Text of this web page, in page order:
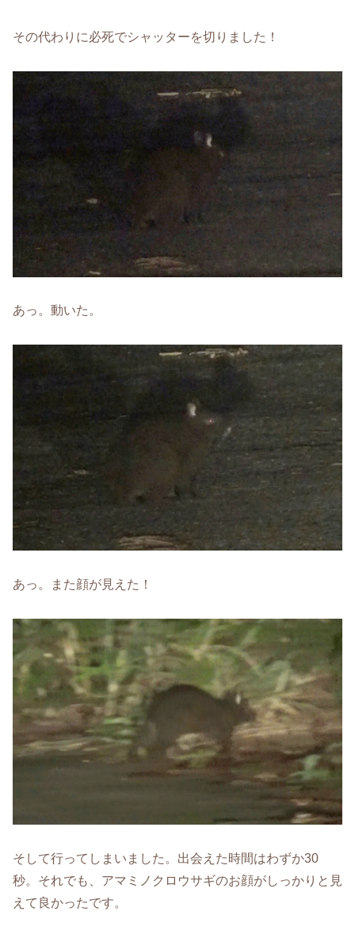
その代わりに必死でシャッターを切りました！
あっ。動いた。
あっ。また顔が見えた！
そして行ってしまいました。出会えた時間はわずか30
秒。それでも、アマミノクロウサギのお顔がしっかりと見
えて良かったです。